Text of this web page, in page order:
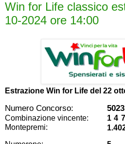
Win for Life classico
10-2024 ore 14:00
Estrazione Win for Life del 22
Numero Concorso: 5023
Combinazione vincente:
1 4
Montepremi: